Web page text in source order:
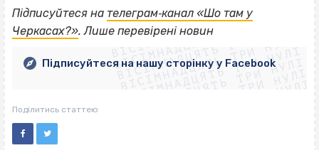
Підписуйтеся на телеграм‐канал «Шо там у
Черкасах?». Лише перевірені новин
ВІСІМНАДЦЯТЬ ТРИ НУЛІ
ВІСІМНАДЦЯТЬ ТРИ НУЛІ
ВІСІМНАДЦЯТЬ ТРИ НУЛІ
ВІСІМНАДЦЯТЬ ТРИ НУЛІ
ВІСІМНАДЦЯТЬ ТРИ НУЛІ
ВІСІМНАДЦЯТЬ ТРИ НУЛІ
ВІСІМНАДЦЯТЬ ТРИ НУЛІ
ВІСІМНАДЦЯТЬ ТРИ НУЛІ
Підписуйтеся на нашу сторінку у Facebook
Поділитись статтею